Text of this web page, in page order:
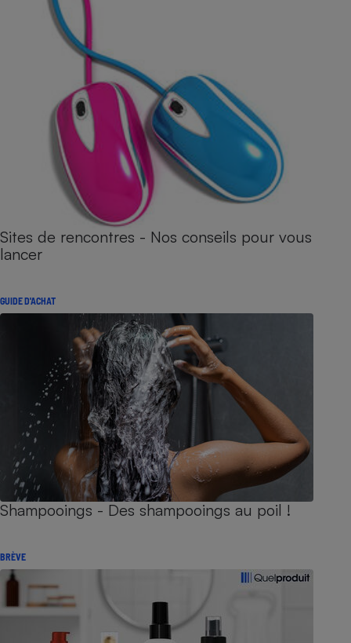
Sites de rencontres - Nos conseils pour vous
lancer
GUIDE D'ACHAT
Shampooings - Des shampooings au poil !
BRÈVE